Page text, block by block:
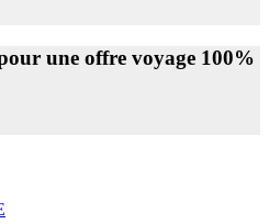
une offre voyage 100%